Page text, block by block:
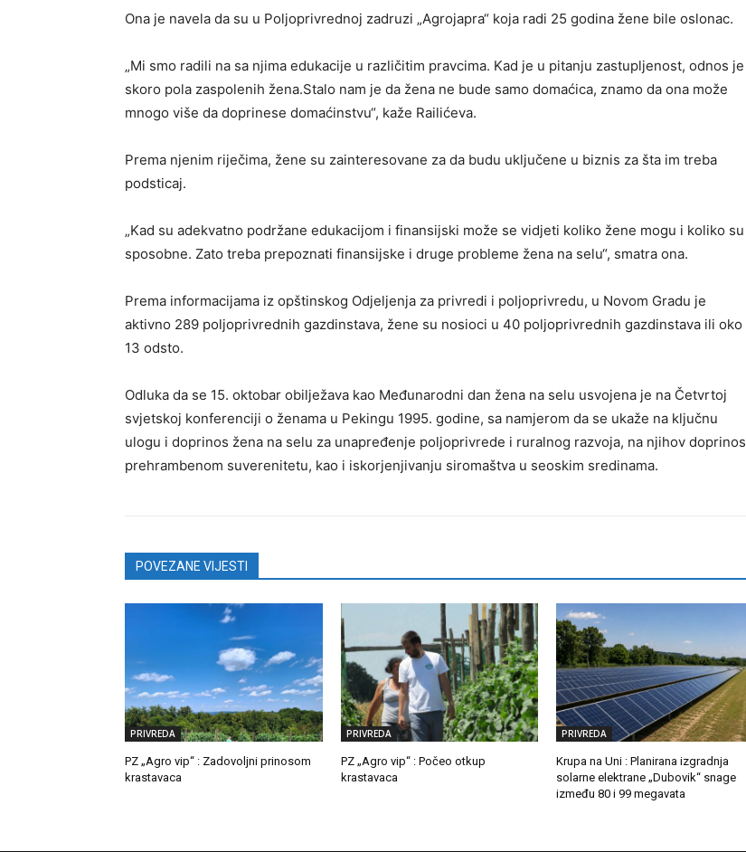
Ona je navela da su u Poljoprivrednoj zadruzi „Agrojapra“ koja radi 25 godina žene bile oslonac.
„Mi smo radili na sa njima edukacije u različitim pravcima. Kad je u pitanju zastupljenost, odnos je
skoro pola zaspolenih žena.Stalo nam je da žena ne bude samo domaćica, znamo da ona može
mnogo više da doprinese domaćinstvu“, kaže Railićeva.
Prema njenim riječima, žene su zainteresovane za da budu uključene u biznis za šta im treba
podsticaj.
„Kad su adekvatno podržane edukacijom i finansijski može se vidjeti koliko žene mogu i koliko su
sposobne. Zato treba prepoznati finansijske i druge probleme žena na selu“, smatra ona.
Prema informacijama iz opštinskog Odjeljenja za privredi i poljoprivredu, u Novom Gradu je
aktivno 289 poljoprivrednih gazdinstava, žene su nosioci u 40 poljoprivrednih gazdinstava ili oko
13 odsto.
Odluka da se 15. oktobar obilježava kao Međunarodni dan žena na selu usvojena je na Četvrtoj
svjetskoj konferenciji o ženama u Pekingu 1995. godine, sa namjerom da se ukaže na ključnu
ulogu i doprinos žena na selu za unapređenje poljoprivrede i ruralnog razvoja, na njihov doprinos
prehrambenom suverenitetu, kao i iskorjenjivanju siromaštva u seoskim sredinama.
POVEZANE VIJESTI
PRIVREDA
PZ „Agro vip“ : Zadovoljni prinosom
krastavaca
PRIVREDA
PZ „Agro vip“ : Počeo otkup
krastavaca
PRIVREDA
Krupa na Uni : Planirana izgradnja
solarne elektrane „Dubovik“ snage
između 80 i 99 megavata